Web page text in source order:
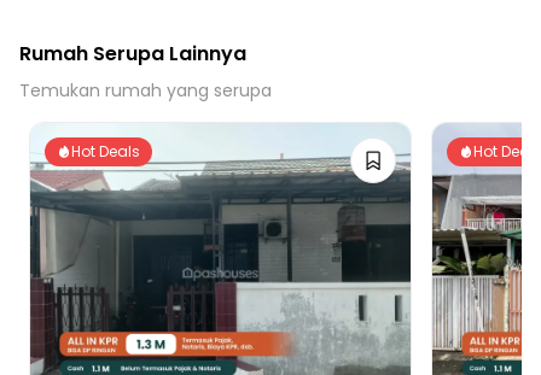
Rumah Serupa Lainnya
Temukan rumah yang serupa
Hot Deals Hot Deals